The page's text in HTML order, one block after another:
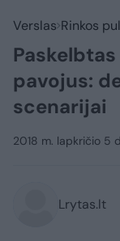
Verslas Rinkos
pavojus:
scenarijai
2018 m. lapkričio 5
Lrytas.lt